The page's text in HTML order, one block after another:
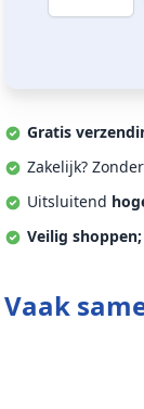
Gratis
Zakelijk?
Uitsluitend
Veilig shoppen;
Vaak